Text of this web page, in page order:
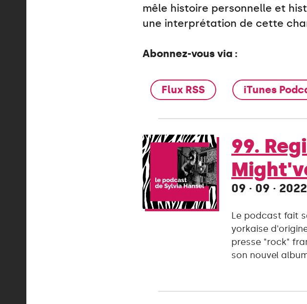
mêle histoire personnelle et
une interprétation de cette
Abonnez-vous via :
Flux RSS iTunes
99.
09 · 09 · 2022
Le podcast fait
yorkaise
presse "rock"
son nouvel